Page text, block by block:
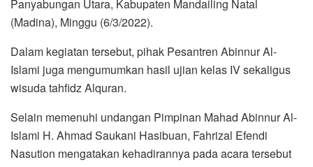
Panyabungan Utara, Kabupaten Mandailing Natal
(Madina), Minggu (6/3/2022).
Dalam kegiatan tersebut, pihak Pesantren Abinnur Al-
Islami juga mengumumkan hasil ujian kelas IV sekaligus
wisuda tahfidz Alquran.
Selain memenuhi undangan Pimpinan Mahad Abinnur Al-
Islami H. Ahmad Saukani Hasibuan, Fahrizal Efendi
Nasution mengatakan kehadirannya pada acara tersebut